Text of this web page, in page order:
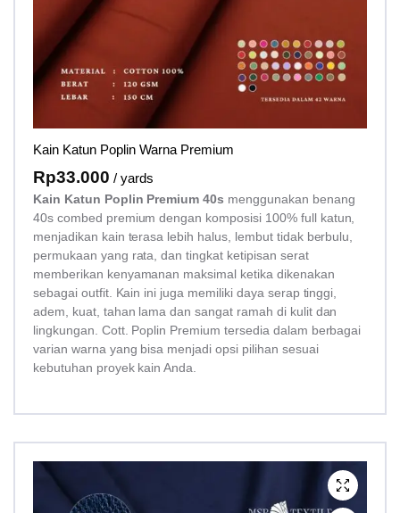
Kain Katun Poplin Warna Premium
Rp33.000 / yards
Kain Katun Poplin Premium 40s menggunakan benang
40s combed premium dengan komposisi 100% full katun,
menjadikan kain terasa lebih halus, lembut tidak berbulu,
permukaan yang rata, dan tingkat ketipisan serat
memberikan kenyamanan maksimal ketika dikenakan
sebagai outfit. Kain ini juga memiliki daya serap tinggi,
adem, kuat, tahan lama dan sangat ramah di kulit dan
lingkungan. Cott. Poplin Premium tersedia dalam berbagai
varian warna yang bisa menjadi opsi pilihan sesuai
kebutuhan proyek kain Anda.